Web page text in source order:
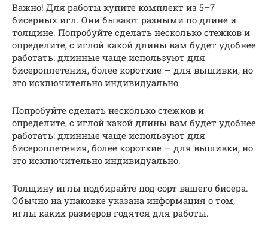
Важно! Для работы купите комплект из 5–7
бисерных игл. Они бывают разными по длине и
толщине. Попробуйте сделать несколько стежков и
определите, с иглой какой длины вам будет удобнее
работать: длинные чаще используют для
бисероплетения, более короткие — для вышивки, но
это исключительно индивидуально
Попробуйте сделать несколько стежков и
определите, с иглой какой длины вам будет удобнее
работать: длинные чаще используют для
бисероплетения, более короткие — для вышивки, но
это исключительно индивидуально.
Толщину иглы подбирайте под сорт вашего бисера.
Обычно на упаковке указана информация о том,
иглы каких размеров годятся для работы.